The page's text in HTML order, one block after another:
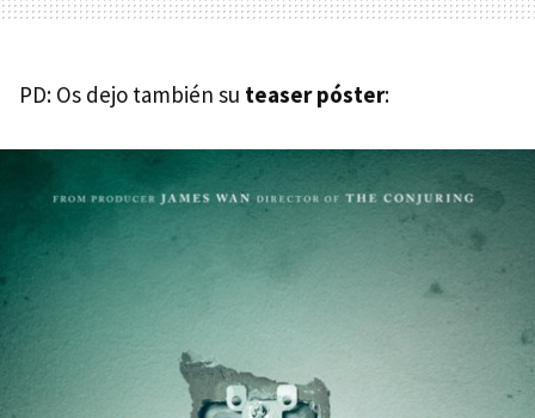
PD: Os dejo también su teaser póster: